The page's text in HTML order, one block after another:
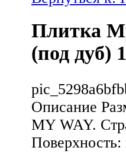
Плитка
(под дуб)
Описание
MY WAY.
Поверхность: